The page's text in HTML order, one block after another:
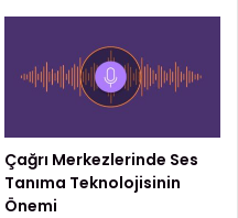
Çağrı Merkezlerinde Ses
Tanıma Teknolojisinin
Önemi